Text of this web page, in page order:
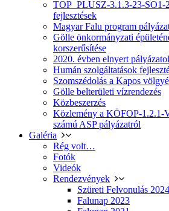
TOP_PLUSZ-3.1.3-23-SO1-
fejlesztések
Magyar Falu program
Gölle önkormányzati
korszerűsítése
2020. évben elnyert
Humán szolgáltatások
Szomszédolás a Kapos
Gölle belterületi vízrendezés
Közbeszerzés
Közlemény a KÖFOP-1.2.1-
számú ASP pályázatról
Galéria
Rég volt…
Fotók
Videók
Rendezvények
Szüreti Felvonulás
Falunap 2023